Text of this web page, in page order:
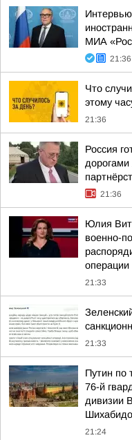
МИА
21:36
Что
этому
21:36
Россия
21:36
Юлия
военно-
операции
21:33
21:33
Путин по
76-й
дивизии
21:24